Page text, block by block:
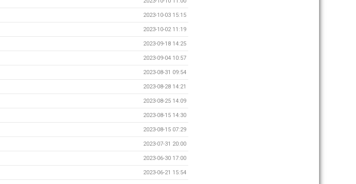
2023-10-03 15:15
2023-10-02 11:19
2023-09-18 14:25
2023-09-04 10:57
2023-08-31 09:54
2023-08-28 14:21
2023-08-25 14:09
2023-08-15 14:30
2023-08-15 07:29
2023-07-31 20:00
2023-06-30 17:00
2023-06-21 15:54